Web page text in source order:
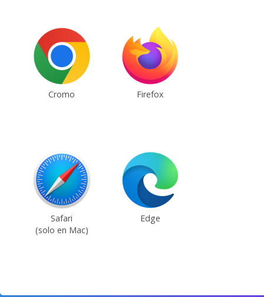
Cromo Firefox
Safari
(solo en Mac)
Edge